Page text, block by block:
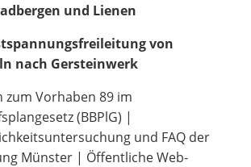
und Lienen
von
nach Gersteinwerk
Vorhaben 89 im
(BBPlG) |
und FAQ der
Münster | Öffentliche Web-